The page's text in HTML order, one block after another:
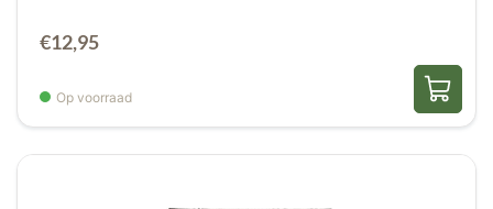
€12,95
Op voorraad